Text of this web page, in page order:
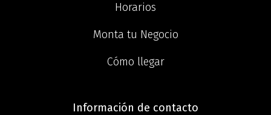
Horarios
Monta tu Negocio
Cómo llegar
Información de contacto